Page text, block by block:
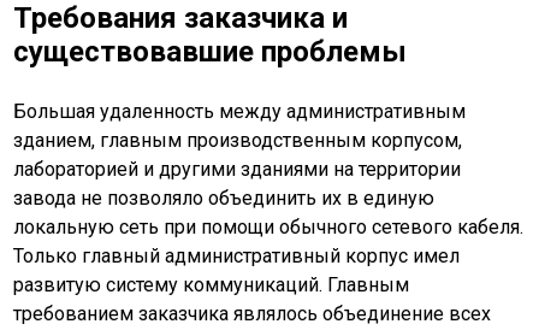
Требования заказчика и
существовавшие проблемы
Большая удаленность между административным
зданием, главным производственным корпусом,
лабораторией и другими зданиями на территории
завода не позволяло объединить их в единую
локальную сеть при помощи обычного сетевого кабеля.
Только главный административный корпус имел
развитую систему коммуникаций. Главным
требованием заказчика являлось объединение всех